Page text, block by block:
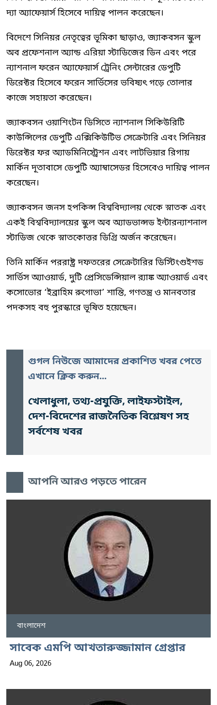
দ্যা অ্যাফেয়ার্স হিসেবে দায়িত্ব পালন করেছেন।
বিদেশে সিনিয়র নেতৃত্বের ভূমিকা ছাড়াও, জ্যাকবসন স্কুল
অব প্রফেশনাল অ্যান্ড এরিয়া স্টাডিজের ডিন এবং পরে
ন্যাশনাল ফরেন অ্যাফেয়ার্স ট্রেনিং সেন্টারের ডেপুটি
ডিরেক্টর হিসেবে ফরেন সার্ভিসের ভবিষ্যৎ গড়ে তোলার
কাজে সহায়তা করেছেন।
জ্যাকবসন ওয়াশিংটন ডিসিতে ন্যাশনাল সিকিউরিটি
কাউন্সিলের ডেপুটি এক্সিকিউটিভ সেক্রেটারি এবং সিনিয়র
ডিরেক্টর ফর অ্যাডমিনিস্ট্রেশন এবং লাটভিয়ার রিগায়
মার্কিন দূতাবাসে ডেপুটি অ্যাম্বাসেডর হিসেবেও দায়িত্ব পালন
করেছেন।
জ্যাকবসন জনস হপকিন্স বিশ্ববিদ্যালয় থেকে স্নাতক এবং
একই বিশ্ববিদ্যালয়ের স্কুল অব অ্যাডভান্সড ইন্টারন্যাশনাল
স্টাডিজ থেকে স্নাতকোত্তর ডিগ্রি অর্জন করেছেন।
তিনি মার্কিন পররাষ্ট্র দফতরের সেক্রেটারির ডিস্টিংগুইশড
সার্ভিস অ্যাওয়ার্ড, দুটি প্রেসিডেন্সিয়াল র‍্যাঙ্ক অ্যাওয়ার্ড এবং
কসোভোর ‘ইব্রাহিম রুগোভা’ শান্তি, গণতন্ত্র ও মানবতার
পদকসহ বহু পুরস্কারে ভূষিত হয়েছেন।
গুগল নিউজে আমাদের প্রকাশিত খবর পেতে
এখানে ক্লিক করুন...
খেলাধুলা, তথ্য-প্রযুক্তি, লাইফস্টাইল,
দেশ-বিদেশের রাজনৈতিক বিশ্লেষণ সহ
সর্বশেষ খবর
আপনি আরও পড়তে পারেন
বাংলাদেশ
সাবেক এমপি আখতারুজ্জামান গ্রেপ্তার
Aug 06, 2026